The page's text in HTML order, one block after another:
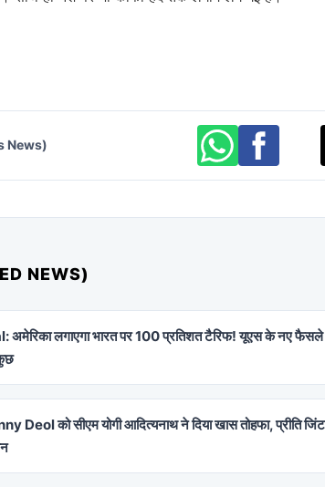
News)
NEWS)
लगाएगा भारत पर 100 प्रतिशत टैरिफ! यूएस के नए फैसले
Deol को सीएम योगी आदित्यनाथ ने दिया खास तोहफा, प्रीति